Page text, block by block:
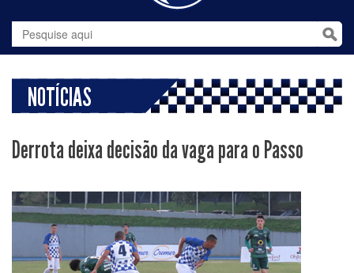
NOTÍCIAS
Derrota deixa decisão da vaga para o Passo